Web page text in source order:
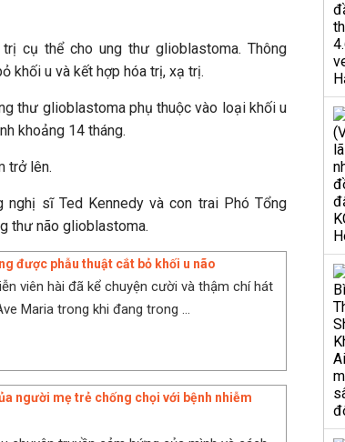
cụ thể cho ung thư glioblastoma. Thông
khối u và kết hợp hóa trị, xạ trị.
thư glioblastoma phụ thuộc vào loại khối u
khoảng 14 tháng.
trở lên.
nghị sĩ Ted Kennedy và con trai Phó Tổng
thư não glioblastoma.
được phẫu thuật cắt bỏ khối u não
viên hài đã kể chuyện cười và thậm chí hát
Maria trong khi đang trong ...
người mẹ trẻ chống chọi với bệnh nhiễm